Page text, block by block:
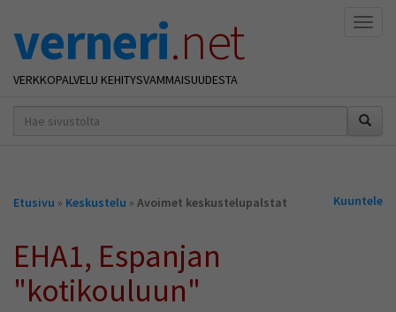
verneri.net
VERKKOPALVELU KEHITYSVAMMAISUUDESTA
hakusana(t)
Olet
Etusivu » Keskustelu » Avoimet keskustelupalstat Kuuntele
EHA1, Espanjan
"kotikouluun"